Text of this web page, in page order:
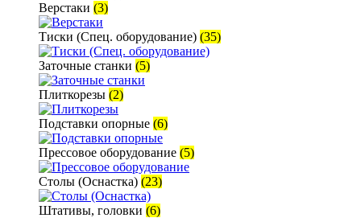
Верстаки (3)
Тиски (Спец. оборудование) (35)
Заточные станки (5)
Плиткорезы (2)
Подставки опорные (6)
Прессовое оборудование (5)
Столы (Оснастка) (23)
Штативы, головки (6)